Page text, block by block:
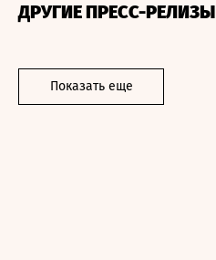
ДРУГИЕ ПРЕСС-РЕЛИЗЫ
Показать еще